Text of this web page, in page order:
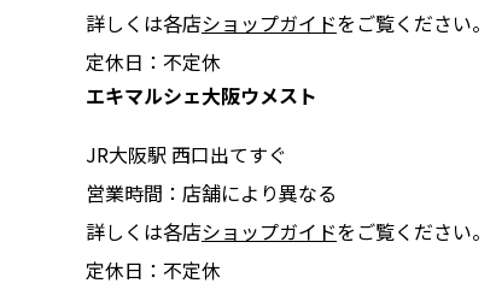
詳しくは各店ショップガイドをご覧ください。
定休日：不定休
エキマルシェ大阪ウメスト
JR大阪駅 西口出てすぐ
営業時間：店舗により異なる
詳しくは各店ショップガイドをご覧ください。
定休日：不定休